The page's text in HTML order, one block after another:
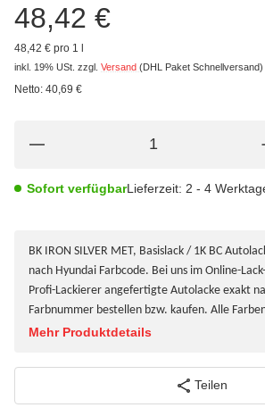
48,42 €
48,42 € pro 1 l
inkl. 19% USt. zzgl. Versand (DHL Paket Schnellversand)
Netto: 40,69 €
Sofort verfügbarLieferzeit: 2 - 4
BK IRON SILVER MET, Basislack / 1K BC
nach Hyundai Farbcode. Bei uns im Online-
Profi-Lackierer angefertigte Autolacke exakt
Farbnummer bestellen bzw. kaufen. Alle
Mehr Produktdetails
Teilen